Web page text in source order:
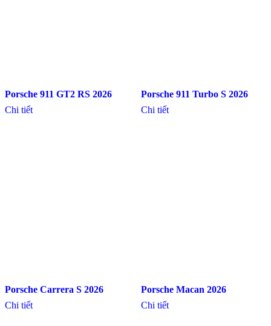
Porsche 911 GT2 RS 2026
Chi tiết
Porsche 911 Turbo S 2026
Chi tiết
Porsche Carrera S 2026
Chi tiết
Porsche Macan 2026
Chi tiết